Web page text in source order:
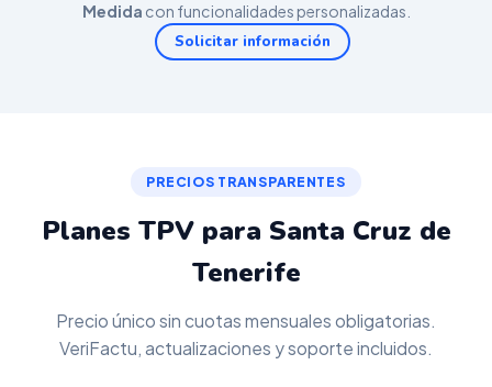
Medida con funcionalidades personalizadas.
Solicitar información
PRECIOS TRANSPARENTES
Planes TPV para Santa Cruz de
Tenerife
Precio único sin cuotas mensuales obligatorias.
VeriFactu, actualizaciones y soporte incluidos.